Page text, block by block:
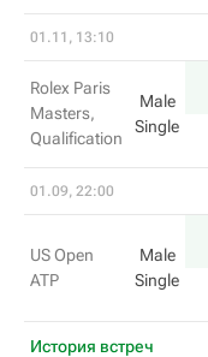
01.11, 13:10
Rolex Paris
Masters,
Qualification
Male
Single
01.09, 22:00
US Open
ATP
Male
Single
История встреч